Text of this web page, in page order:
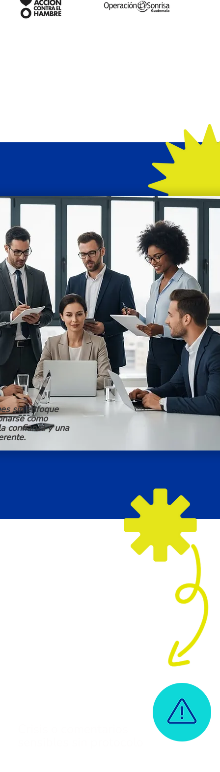
sin enfoque
como
confianza y una